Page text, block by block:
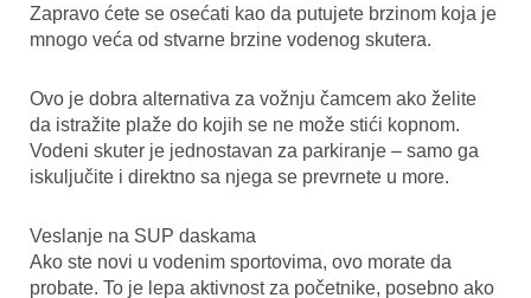
Zapravo ćete se osećati kao da putujete brzinom koja je
mnogo veća od stvarne brzine vodenog skutera.
Ovo je dobra alternativa za vožnju čamcem ako želite
da istražite plaže do kojih se ne može stići kopnom.
Vodeni skuter je jednostavan za parkiranje – samo ga
iskuljučite i direktno sa njega se prevrnete u more.
Veslanje na SUP daskama
Ako ste novi u vodenim sportovima, ovo morate da
probate. To je lepa aktivnost za početnike, posebno ako